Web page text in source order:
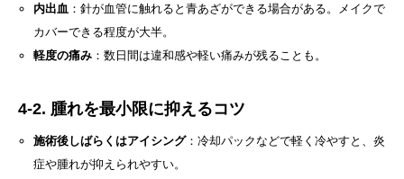
内出血 ：針が血管に触れると青あざができる場合がある。メイクで
カバーできる程度が大半。
軽度の痛み：数日間は違和感や軽い痛みが残ることも。
4-2. 腫れを最小限に抑えるコツ
施術後しばらくはアイシング：冷却パックなどで軽く冷やすと、炎
症や腫れが抑えられやすい。